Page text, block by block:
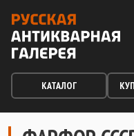
КАТАЛОГ